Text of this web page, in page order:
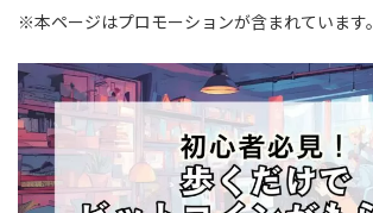
※本ページはプロモーションが含まれています。